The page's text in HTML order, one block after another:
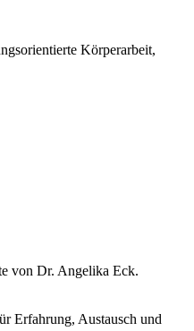
Körperarbeit,
von Dr. Angelika Eck.
Erfahrung, Austausch und